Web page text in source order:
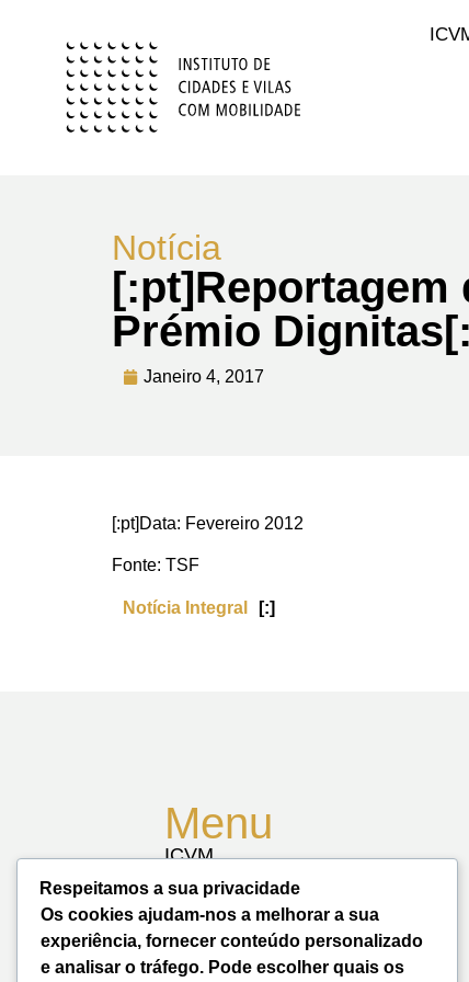
Notícia
[:pt]Reportagem
Prémio
Janeiro 4, 2017
[:pt]Data: Fevereiro 2012
Fonte: TSF
Notícia Integral [:]
Menu
ICVM
Notícias
Biblioteca
Contactos
Mapa do Site
Respeitamos a sua privacidade
Os cookies ajudam-nos a melhorar a sua
experiência, fornecer conteúdo personalizado
e analisar o tráfego. Pode escolher quais os